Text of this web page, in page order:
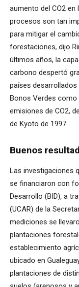
aumento del CO2
procesos son tan
para mitigar el
forestaciones, dijo
últimos años, la
carbono despertó
países
Bonos Verdes como
emisiones de CO2,
de Kyoto de 1997.
Buenos
Las investigaciones
se financiaron con
Desarrollo (BID), a
(UCAR) de la
mediciones se
plantaciones
establecimiento
ubicado en
plantaciones de